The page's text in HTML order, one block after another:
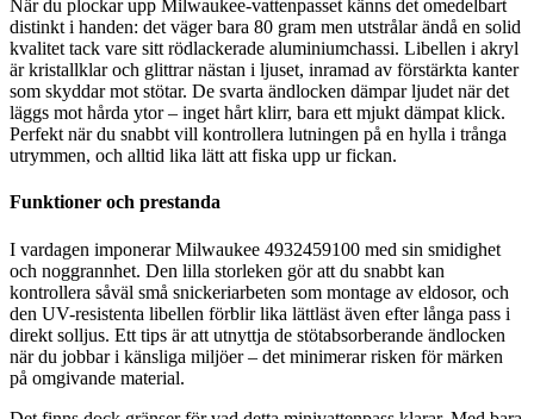
När du plockar upp Milwaukee-vattenpasset känns det omedelbart
distinkt i handen: det väger bara 80 gram men utstrålar ändå en solid
kvalitet tack vare sitt rödlackerade aluminiumchassi. Libellen i akryl
är kristallklar och glittrar nästan i ljuset, inramad av förstärkta kanter
som skyddar mot stötar. De svarta ändlocken dämpar ljudet när det
läggs mot hårda ytor – inget hårt klirr, bara ett mjukt dämpat klick.
Perfekt när du snabbt vill kontrollera lutningen på en hylla i trånga
utrymmen, och alltid lika lätt att fiska upp ur fickan.
Funktioner och prestanda
I vardagen imponerar Milwaukee 4932459100 med sin smidighet
och noggrannhet. Den lilla storleken gör att du snabbt kan
kontrollera såväl små snickeriarbeten som montage av eldosor, och
den UV-resistenta libellen förblir lika lättläst även efter långa pass i
direkt solljus. Ett tips är att utnyttja de stötabsorberande ändlocken
när du jobbar i känsliga miljöer – det minimerar risken för märken
på omgivande material.